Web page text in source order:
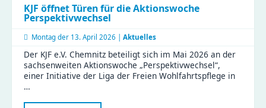
KJF öffnet Türen für die Aktionswoche
Perspektivwechsel
Montag der 13. April 2026 | Aktuelles
Der KJF e.V. Chemnitz beteiligt sich im Mai 2026 an der
sachsenweiten Aktionswoche „Perspektivwechsel“,
einer Initiative der Liga der Freien Wohlfahrtspflege in
…